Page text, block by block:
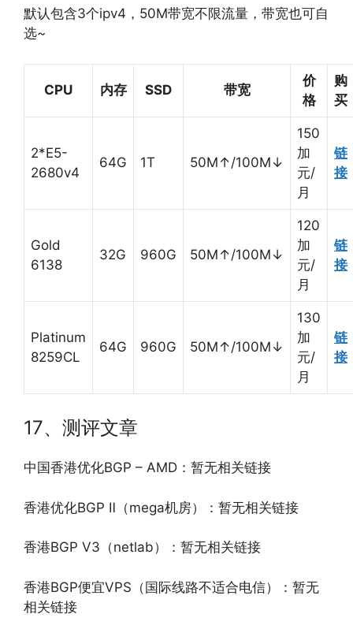
默认包含3个ipv4，50M带宽不限流量，带宽也可自
选~
CPU 内存 SSD 带宽
价
格
购
买
2*E5-
2680v4
64G 1T 50M↑/100M↓
150
加
元/
月
链
接
Gold
6138
32G 960G 50M↑/100M↓
120
加
元/
月
链
接
Platinum
8259CL
64G 960G 50M↑/100M↓
130
加
元/
月
链
接
17、测评文章
中国香港优化BGP – AMD：暂无相关链接
香港优化BGP Ⅱ（mega机房）：暂无相关链接
香港BGP V3（netlab）：暂无相关链接
香港BGP便宜VPS（国际线路不适合电信）：暂无
相关链接